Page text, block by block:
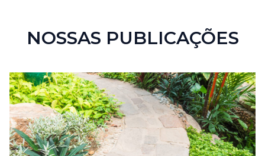
NOSSAS PUBLICAÇÕES